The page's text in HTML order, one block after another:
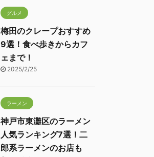
グルメ
梅田のクレープおすすめ
9選！食べ歩きからカフ
ェまで！
2025/2/25
ラーメン
神戸市東灘区のラーメン
人気ランキング7選！二
郎系ラーメンのお店も